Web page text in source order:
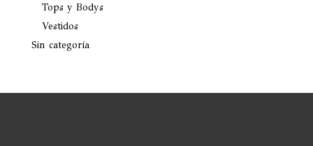
Tops y Bodys
Vestidos
Sin categoría